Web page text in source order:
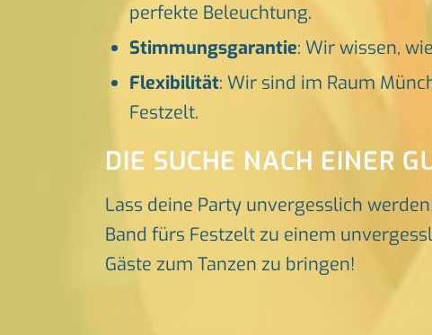
perfekte Beleuchtung.
Stimmungsgarantie: Wir wissen,
Flexibilität: Wir sind im Raum
Festzelt.
DIE SUCHE NACH EINER
Lass deine Party unvergesslich
Band fürs Festzelt zu einem
Gäste zum Tanzen zu bringen!